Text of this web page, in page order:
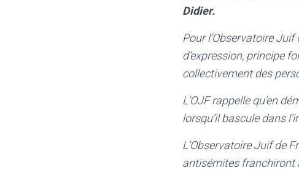
Didier.
Pour l’Observatoire
d’expression, principe
collectivement des
L’OJF rappelle qu’en
lorsqu’il bascule dans
L’Observatoire Juif de
antisémites franchiront